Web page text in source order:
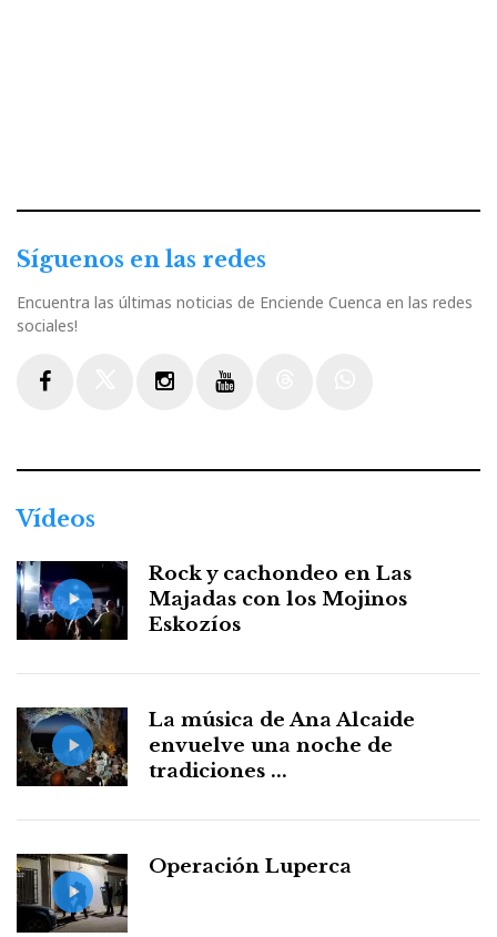
Síguenos en las redes
Encuentra las últimas noticias de Enciende Cuenca en las redes
sociales!
Vídeos
Rock y cachondeo en Las
Majadas con los Mojinos
Eskozíos
La música de Ana Alcaide
envuelve una noche de
tradiciones ...
Operación Luperca